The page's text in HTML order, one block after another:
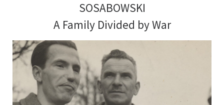
SOSABOWSKI
A Family Divided by War